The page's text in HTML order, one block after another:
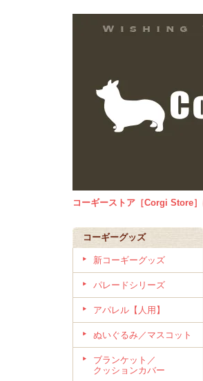
コーギーストア［Corgi Store
コーギーグッズ
新コーギーグッズ
パレードシリーズ
アパレル【人用】
ぬいぐるみ／マスコット
ブランケット／
クッションカバー